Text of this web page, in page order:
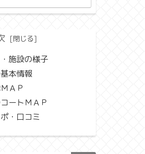
施設の様子
本情報
ＡＰ
ートＭＡＰ
・口コミ